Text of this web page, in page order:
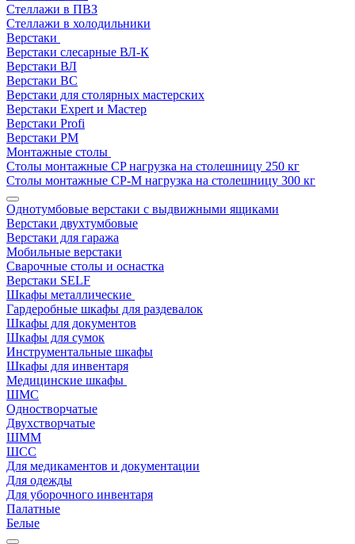
Стеллажи в ПВЗ
Стеллажи в холодильники
Верстаки
Верстаки слесарные ВЛ-К
Верстаки ВЛ
Верстаки ВС
Верстаки для столярных мастерских
Верстаки Expert и Мастер
Верстаки Profi
Верстаки РМ
Монтажные столы
Столы монтажные СP нагрузка на столешницу 250 кг
Столы монтажные СР-М нагрузка на столешницу 300 кг
Однотумбовые верстаки с выдвижными ящиками
Верстаки двухтумбовые
Верстаки для гаража
Мобильные верстаки
Сварочные столы и оснастка
Верстаки SELF
Шкафы металлические
Гардеробные шкафы для раздевалок
Шкафы для документов
Шкафы для сумок
Инструментальные шкафы
Шкафы для инвентаря
Медицинские шкафы
ШМС
Одностворчатые
Двухстворчатые
ШММ
ШСС
Для медикаментов и документации
Для одежды
Для уборочного инвентаря
Палатные
Белые